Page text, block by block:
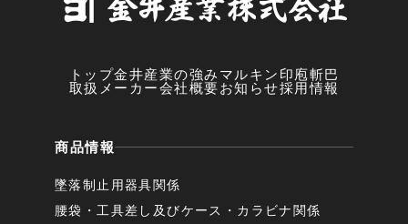
トップ金井産業の強み マルキン印 庖斬巴
取扱メーカー会社概要お知らせ採用情報
商品情報
墜落制止用器具関係
腰袋・工具差し及びケース・カラビナ関係